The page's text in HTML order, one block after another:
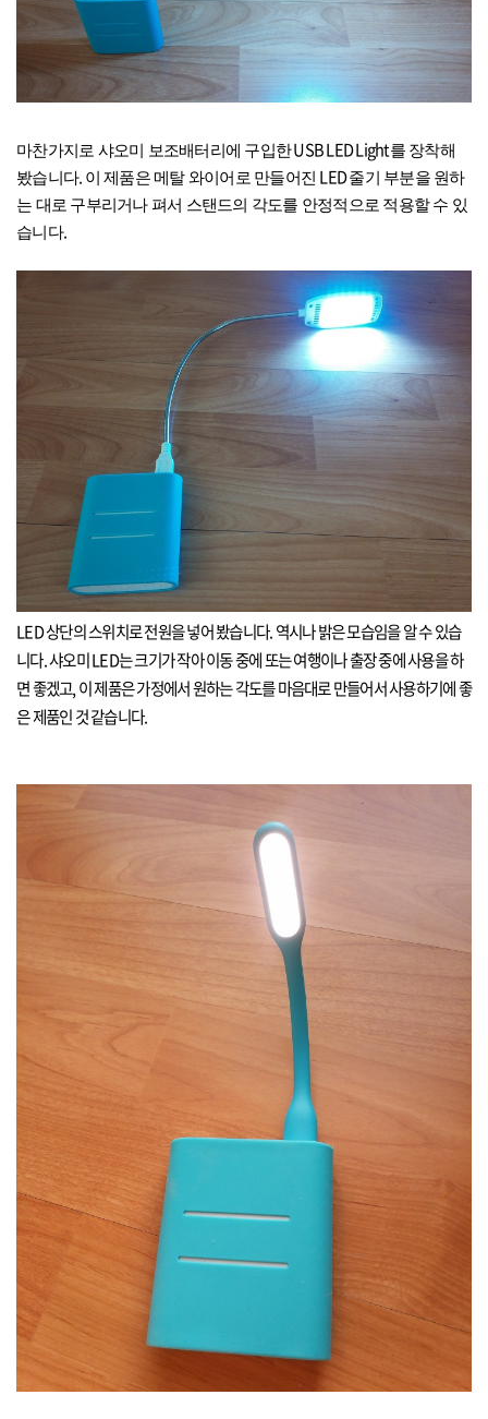
마찬가지로 샤오미 보조배터리에 구입한USB LED Light를 장착해
봤습니다. 이 제품은 메탈 와이어로 만들어진 LED줄기 부분을 원하
는 대로 구부리거나 펴서 스탠드의 각도를 안정적으로 적용할 수 있
습니다.
LED상단의 스위치로 전원을 넣어 봤습니다.역시나 밝은 모습임을 알 수 있습
니다.샤오미LED는 크기가 작아 이동 중에 또는 여행이나 출장 중에 사용을 하
면 좋겠고,이 제품은 가정에서 원하는 각도를 마음대로 만들어서 사용하기에 좋
은 제품인 것 같습니다.